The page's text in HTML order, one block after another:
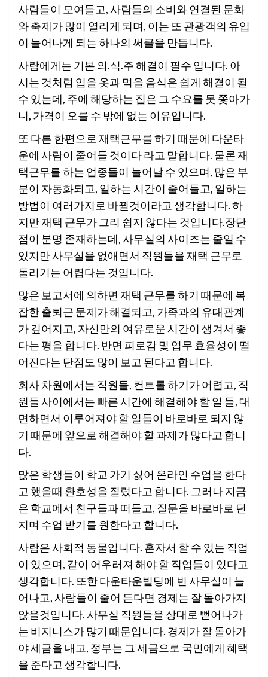
사람들이 모여들고, 사람들의 소비와 연결된 문화
와 축제가 많이 열리게 되며, 이는 또 관광객의 유입
이 늘어나게 되는 하나의 써클을 만듭니다.
사람에게는 기본 의.식.주 해결이 필수 입니다. 아
시는 것처럼 입을 옷과 먹을 음식은 쉽게 해결이 될
수 있는데, 주에 해당하는 집은 그 수요를 못 쫓아가
니, 가격이 오를 수 밖에 없는 이유입니다.
또 다른 한편으로 재택근무를 하기 때문에 다운타
운에 사람이 줄어들 것이다 라고 말합니다. 물론 재
택근무를 하는 업종들이 늘어날 수 있으며, 많은 부
분이 자동화되고, 일하는 시간이 줄어들고, 일하는
방법이 여러가지로 바뀔것이라고 생각합니다. 하
지만 재택 근무가 그리 쉽지 않다는 것입니다.장단
점이 분명 존재하는데, 사무실의 사이즈는 줄일 수
있지만 사무실을 없애면서 직원들을 재택 근무로
돌리기는 어렵다는 것입니다.
많은 보고서에 의하면 재택 근무를 하기 때문에 복
잡한 출퇴근 문제가 해결되고, 가족과의 유대관계
가 깊어지고, 자신만의 여유로운 시간이 생겨서 좋
다는 평을 합니다. 반면 피로감 및 업무 효율성이 떨
어진다는 단점도 많이 보고 된다고 합니다.
회사 차원에서는 직원들, 컨트롤 하기가 어렵고, 직
원들 사이에서는 빠른 시간에 해결해야 할 일 들, 대
면하면서 이루어져야 할 일들이 바로바로 되지 않
기 때문에 앞으로 해결해야 할 과제가 많다고 합니
다.
많은 학생들이 학교 가기 싫어 온라인 수업을 한다
고 했을때 환호성을 질렀다고 합니다. 그러나 지금
은 학교에서 친구들과 떠들고, 질문을 바로바로 던
지며 수업 받기를 원한다고 합니다.
사람은 사회적 동물입니다. 혼자서 할 수 있는 직업
이 있으며, 같이 어우러져 해야 할 직업들이 있다고
생각합니다. 또한 다운타운빌딩에 빈 사무실이 늘
어나고, 사람들이 줄어 든다면 경제는 잘 돌아가지
않을것입니다. 사무실 직원들을 상대로 뻗어나가
는 비지니스가 많기 때문입니다. 경제가 잘 돌아가
야 세금을 내고, 정부는 그 세금으로 국민에게 혜택
을 준다고 생각합니다.